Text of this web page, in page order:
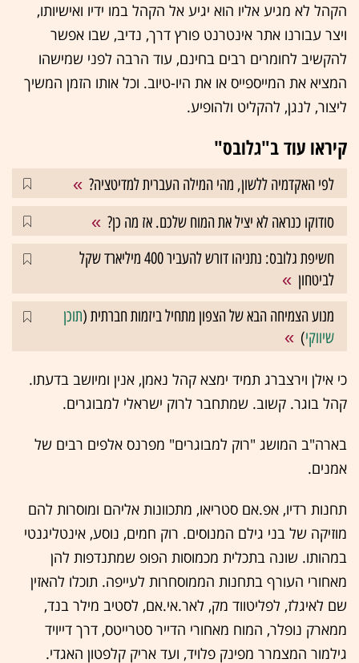
הקהל לא מגיע אליו הוא יגיע אל הקהל במו ידיו ואישיותו,
ויצר עבורנו אתר אינטרנט פורץ דרך, נדיב, שבו אפשר
להקשיב לחומרים רבים בחינם, עוד הרבה לפני שמישהו
המציא את המייספייס או את היו-טיוב. וכל אותו הזמן המשיך
ליצור, לנגן, להקליט ולהופיע.
קיראו עוד ב"גלובס"
לפי האקדמיה ללשון, מהי המילה העברית למדיטציה?
סודוקו כנראה לא יציל את המוח שלכם. אז מה כן?
חשיפת גלובס: נתניהו דורש להעביר 400 מיליארד שקל
לביטחון
מנוע הצמיחה הבא של הצפון מתחיל ביזמות חברתית (תוכן
שיווקי)
כי אילן וירצברג תמיד ימצא קהל נאמן, אנין ומיושב בדעתו.
קהל בוגר. קשוב. שמתחבר לרוק ישראלי למבוגרים.
בארה"ב המושג "רוק למבוגרים" מפרנס אלפים רבים של
אמנים.
תחנות רדיו, אפ.אם סטריאו, מתכוונות אליהם ומוסרות להם
מוזיקה של בני גילם המנוסים. רוק חמים, נוסע, אינטליגנטי
במהותו. שונה בתכלית מכמוסות הפופ שמתנדפות להן
מאחורי העורף בתחנות הממוסחרות לעייפה. תוכלו להאזין
שם לאיגלז, לפליטווד מק, לאר.אי.אם, לסטיב מילר בנד,
ממארק נופלר, המוח מאחורי הדייר סטרייטס, דרך דייויד
גילמור המצמרר מפינק פלויד, ועד אריק קלפטון האגדי.